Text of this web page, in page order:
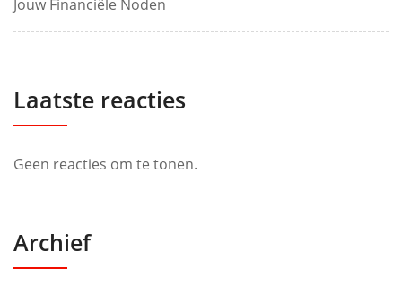
Jouw Financiële Noden
Laatste reacties
Geen reacties om te tonen.
Archief